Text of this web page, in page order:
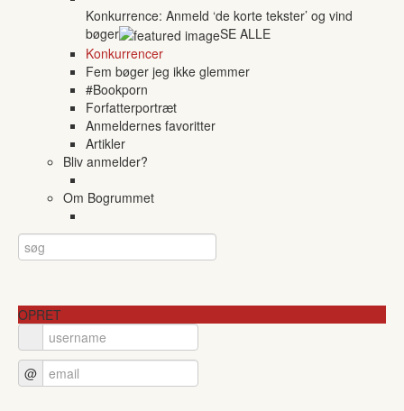
Konkurrence: Anmeld ‘de korte tekster’ og vind
bøger
SE ALLE
Konkurrencer
Fem bøger jeg ikke glemmer
#Bookporn
Forfatterportræt
Anmeldernes favoritter
Artikler
Bliv anmelder?
Om Bogrummet
OPRET
@